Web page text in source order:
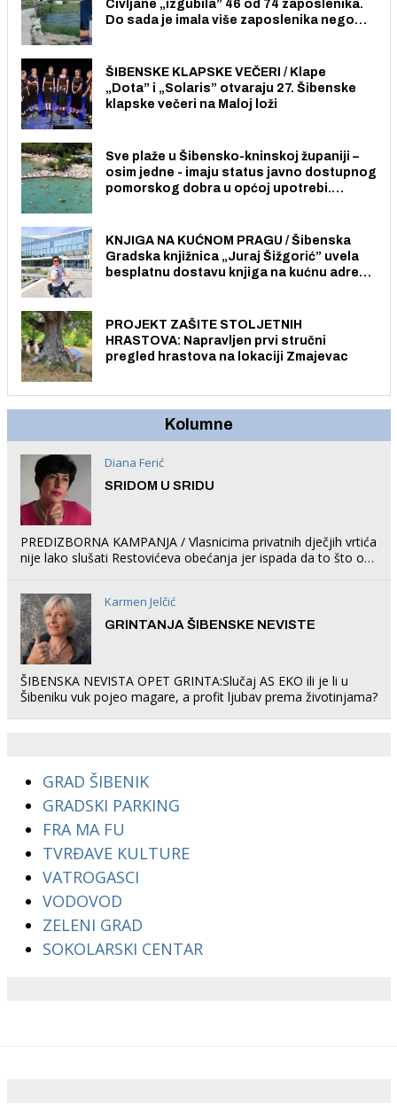
Civljane „izgubila” 46 od 74 zaposlenika.
Do sada je imala više zaposlenika nego
ŠIBENSKE KLAPSKE VEČERI / Klape
„Dota” i „Solaris” otvaraju 27. Šibenske
klapske večeri na Maloj loži
Sve plaže u Šibensko-kninskoj županiji –
osim jedne - imaju status javno dostupnog
pomorskog dobra u općoj upotrebi.
KNJIGA NA KUĆNOM PRAGU / Šibenska
Gradska knjižnica „Juraj Šižgorić” uvela
besplatnu dostavu knjiga na kućnu adresu
PROJEKT ZAŠITE STOLJETNIH
HRASTOVA: Napravljen prvi stručni
pregled hrastova na lokaciji Zmajevac
Kolumne
Diana Ferić
SRIDOM U SRIDU
PREDIZBORNA KAMPANJA / Vlasnicima privatnih dječjih vrtića
nije lako slušati Restovićeva obećanja jer ispada da to što oni
Karmen Jelčić
GRINTANJA ŠIBENSKE NEVISTE
ŠIBENSKA NEVISTA OPET GRINTA:Slučaj AS EKO ili je li u
Šibeniku vuk pojeo magare, a profit ljubav prema životinjama?
GRAD ŠIBENIK
GRADSKI PARKING
FRA MA FU
TVRĐAVE KULTURE
VATROGASCI
VODOVOD
ZELENI GRAD
SOKOLARSKI CENTAR